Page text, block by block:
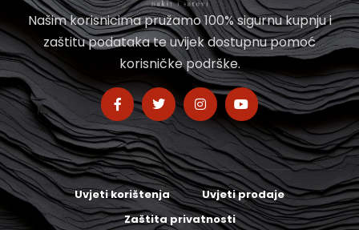
Našim korisnicima pružamo 100% sigurnu kupnju i
zaštitu podataka te uvijek dostupnu pomoć
korisničke podrške.
Uvjeti korištenja
Uvjeti prodaje
Zaštita privatnosti